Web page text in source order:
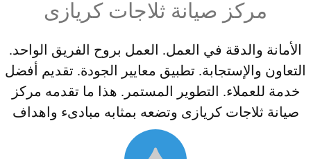
مركز صيانة ثلاجات كريازى
الأمانة والدقة في العمل. العمل بروح الفريق الواحد.
التعاون والإستجابة. تطبيق معايير الجودة. تقديم أفضل
خدمة للعملاء. التطوير المستمر. هذا ما تقدمه مركز
صيانة ثلاجات كريازى وتضعه بمثابه مبادىء واهداف